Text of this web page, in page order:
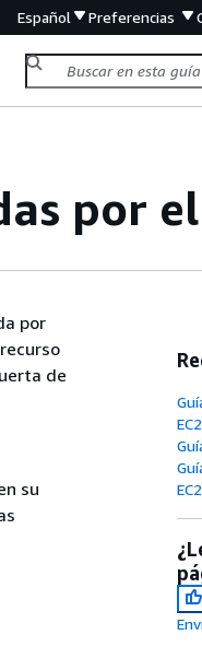
Español Preferencias
por
por
de
su
EC2
EC2